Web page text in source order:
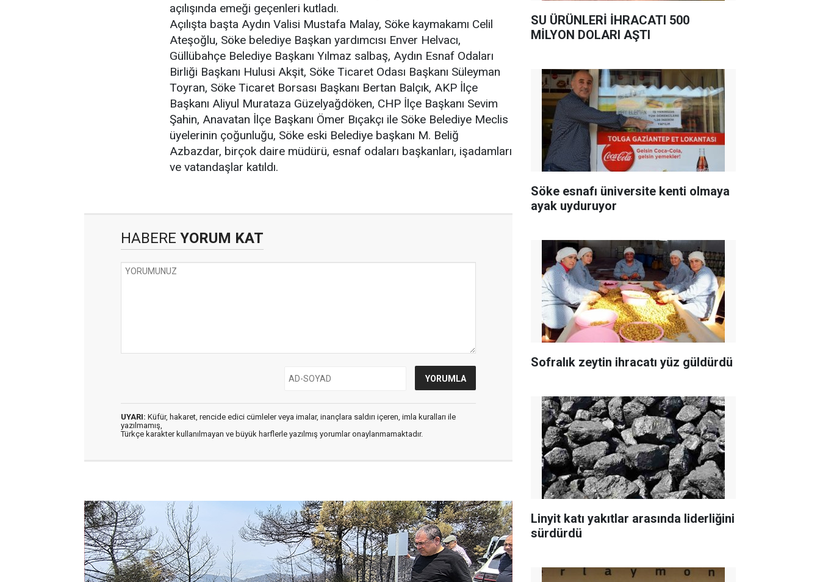
açılışında emeği geçenleri kutladı.
Açılışta başta Aydın Valisi Mustafa Malay, Söke kaymakamı Celil
Ateşoğlu, Söke belediye Başkan yardımcısı Enver Helvacı,
Güllübahçe Belediye Başkanı Yılmaz salbaş, Aydın Esnaf Odaları
Birliği Başkanı Hulusi Akşit, Söke Ticaret Odası Başkanı Süleyman
Toyran, Söke Ticaret Borsası Başkanı Bertan Balçık, AKP İlçe
Başkanı Aliyul Murataza Güzelyağdöken, CHP İlçe Başkanı Sevim
Şahin, Anavatan İlçe Başkanı Ömer Bıçakçı ile Söke Belediye Meclis
üyelerinin çoğunluğu, Söke eski Belediye başkanı M. Beliğ
Azbazdar, birçok daire müdürü, esnaf odaları başkanları, işadamları
ve vatandaşlar katıldı.
HABERE YORUM KAT
UYARI: Küfür, hakaret, rencide edici cümleler veya imalar, inançlara saldırı içeren, imla kuralları ile
yazılmamış,
Türkçe karakter kullanılmayan ve büyük harflerle yazılmış yorumlar onaylanmamaktadır.
SU ÜRÜNLERİ İHRACATI 500
MİLYON DOLARI AŞTI
Söke esnafı üniversite kenti olmaya
ayak uyduruyor
Sofralık zeytin ihracatı yüz güldürdü
Linyit katı yakıtlar arasında liderliğini
sürdürdü